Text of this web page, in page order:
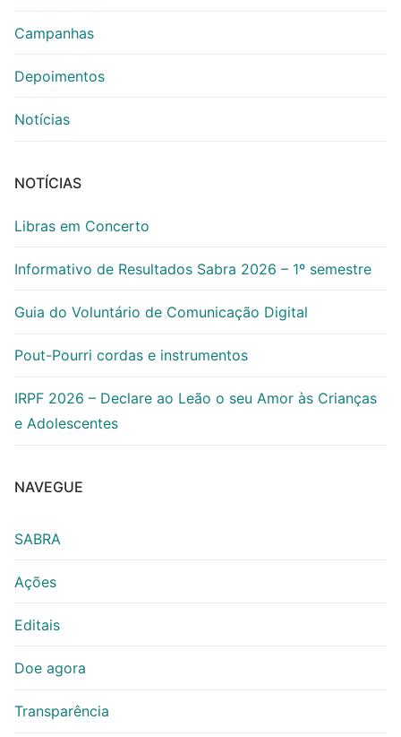
Campanhas
Depoimentos
Notícias
NOTÍCIAS
Libras em Concerto
Informativo de Resultados Sabra 2026 – 1º semestre
Guia do Voluntário de Comunicação Digital
Pout-Pourri cordas e instrumentos
IRPF 2026 – Declare ao Leão o seu Amor às Crianças
e Adolescentes
NAVEGUE
SABRA
Ações
Editais
Doe agora
Transparência